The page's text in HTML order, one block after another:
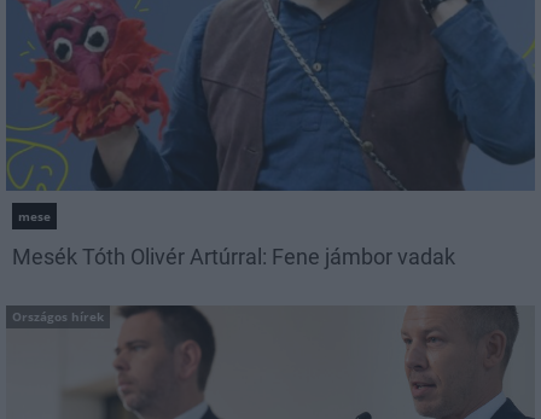
mese
Mesék Tóth Olivér Artúrral: Fene jámbor vadak
Országos hírek